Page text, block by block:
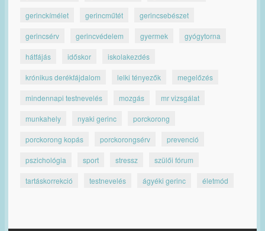
gerinckímélet gerincműtét gerincsebészet
gerincsérv gerincvédelem gyermek gyógytorna
hátfájás időskor iskolakezdés
krónikus derékfájdalom lelki tényezők megelőzés
mindennapi testnevelés mozgás mr vizsgálat
munkahely nyaki gerinc porckorong
porckorong kopás porckorongsérv prevenció
pszichológia sport stressz szülői fórum
tartáskorrekció testnevelés ágyéki gerinc életmód